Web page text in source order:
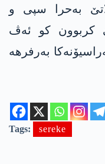
بەحرا سپی و
کربوون کو ئەڤ
بەرفرهە
Tags: sereke